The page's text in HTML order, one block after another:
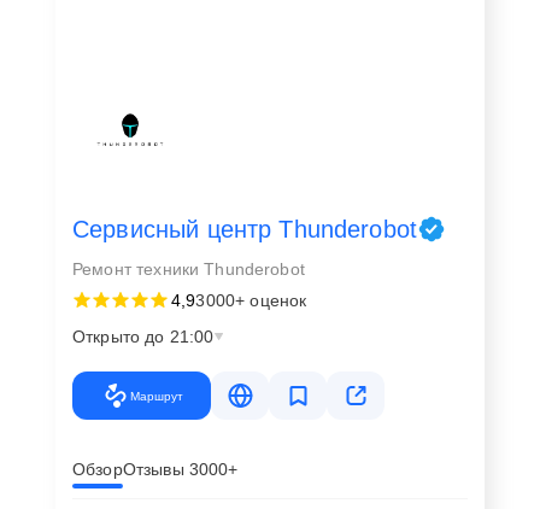
Сервисный центр Thunderobot
Ремонт техники Thunderobot
4,93000+ оценок
Открыто до 21:00
Маршрут
ОбзорОтзывы 3000+